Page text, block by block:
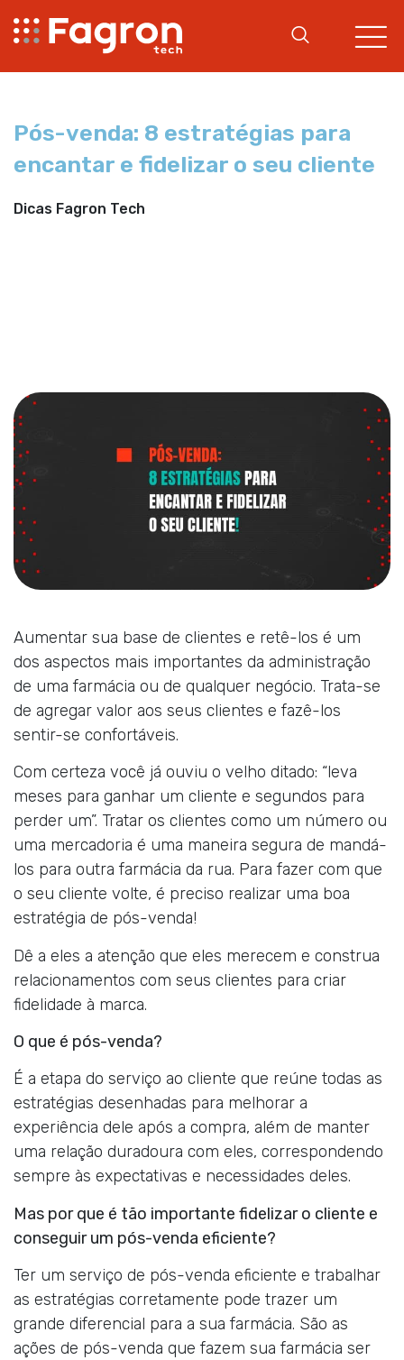
Pós-venda: 8 estratégias para
encantar e fidelizar o seu cliente
Dicas Fagron Tech
Aumentar sua base de clientes e retê-los é um
dos aspectos mais importantes da administração
de uma farmácia ou de qualquer negócio. Trata-se
de agregar valor aos seus clientes e fazê-los
sentir-se confortáveis.
Com certeza você já ouviu o velho ditado: “leva
meses para ganhar um cliente e segundos para
perder um”. Tratar os clientes como um número ou
uma mercadoria é uma maneira segura de mandá-
los para outra farmácia da rua. Para fazer com que
o seu cliente volte, é preciso realizar uma boa
estratégia de pós-venda!
Dê a eles a atenção que eles merecem e construa
relacionamentos com seus clientes para criar
fidelidade à marca.
O que é pós-venda?
É a etapa do serviço ao cliente que reúne todas as
estratégias desenhadas para melhorar a
experiência dele após a compra, além de manter
uma relação duradoura com eles, correspondendo
sempre às expectativas e necessidades deles.
Mas por que é tão importante fidelizar o cliente e
conseguir um pós-venda eficiente?
Ter um serviço de pós-venda eficiente e trabalhar
as estratégias corretamente pode trazer um
grande diferencial para a sua farmácia. São as
ações de pós-venda que fazem sua farmácia ser